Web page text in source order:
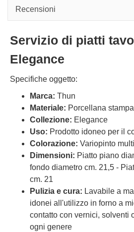
Recensioni
Servizio di piatti
Elegance
Specifiche oggetto:
Marca: Thun
Materiale: Porcellana
Collezione: Elegance
Uso: Prodotto idoneo per il
Colorazione: Variopinto
Dimensioni: Piatto piano
fondo diametro cm. 21,5 -
cm. 21
Pulizia e cura: Lavabile a
idonei all'utilizzo in forno a
contatto con vernici, solventi
ogni genere